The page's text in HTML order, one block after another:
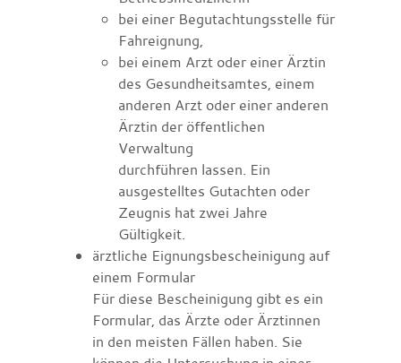
bei einer Begutachtungsstelle für
Fahreignung,
bei einem Arzt oder einer Ärztin
des Gesundheitsamtes, einem
anderen Arzt oder einer anderen
Ärztin der öffentlichen
Verwaltung
durchführen lassen. Ein
ausgestelltes Gutachten oder
Zeugnis hat zwei Jahre
Gültigkeit.
ärztliche Eignungsbescheinigung auf
einem Formular
Für diese Bescheinigung gibt es ein
Formular, das Ärzte oder Ärztinnen
in den meisten Fällen haben. Sie